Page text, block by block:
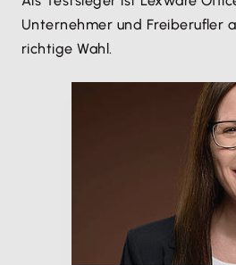
Unternehmer und Freiberufler
richtige Wahl.